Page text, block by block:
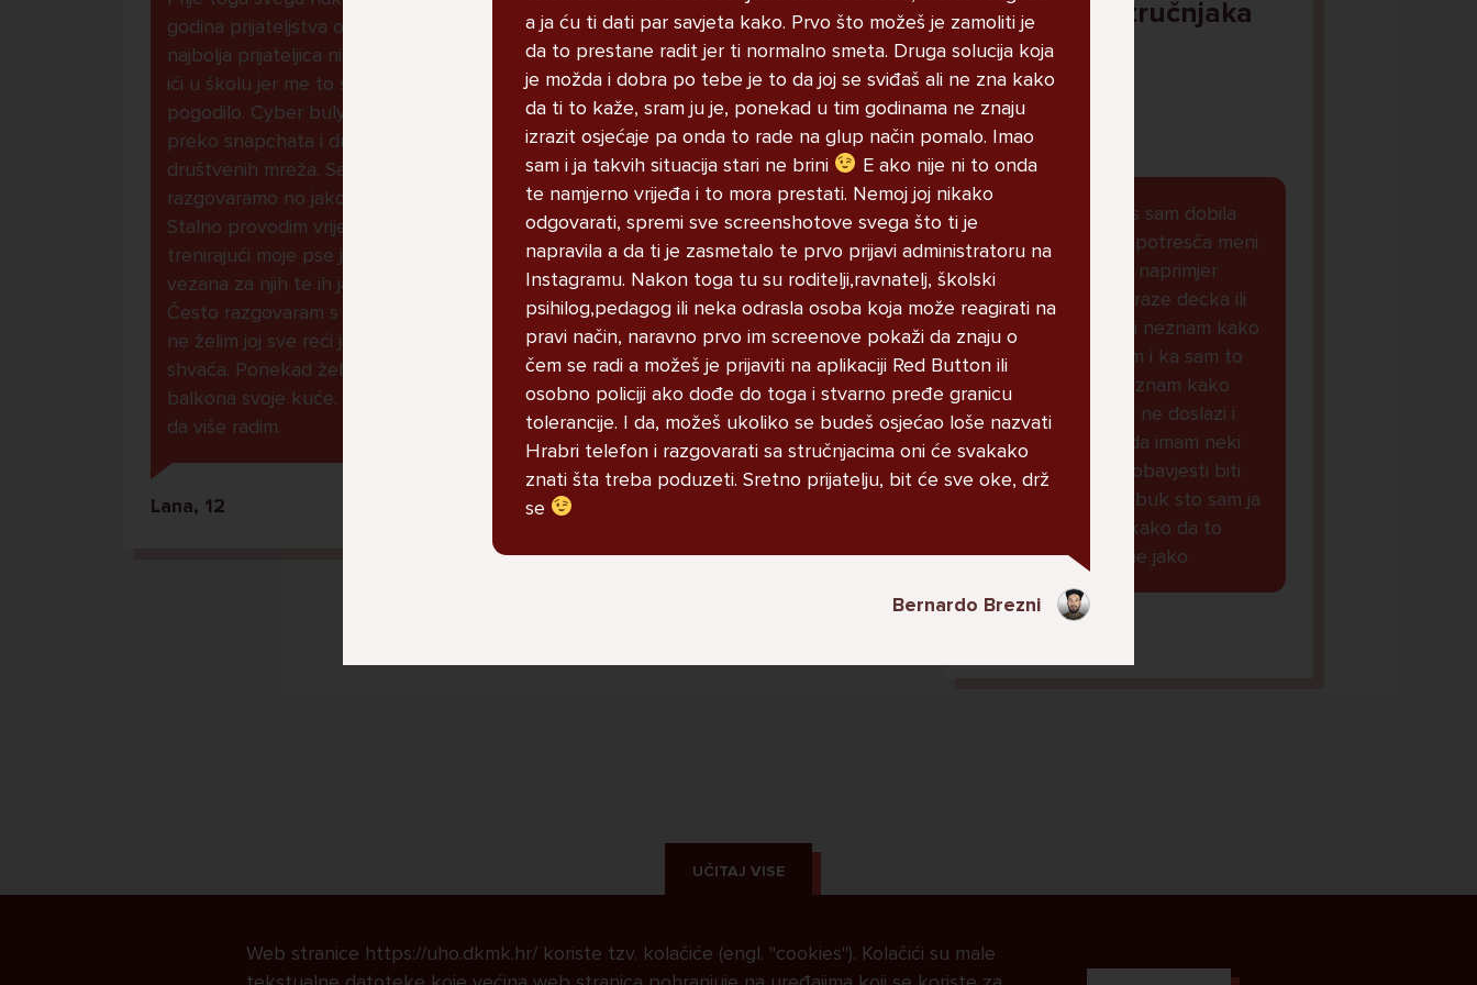
godina prijateljstva ostavila me
najbolja prijateljica nisam htjela
ići u školu jer me to sve jako
pogodilo. Cyber bulyala me
preko snapchata i drugih drugih
društvenih mreža. Sad opet
razgovaramo no jako teško.
Stalno provodim vrijeme učeći ili
trenirajući moje pse jako sam
vezana za njih te ih jako volim
Često razgovaram s mamom no
ne želim joj sve reći jer me ne
shvaća. Ponekad želim skočiti sa
balkona svoje kuće. Neznam što
da više radim.
Lana, 12
STRUCNJAK
Imam dosta velike probleme i ne
znam kako se nosit s time u
pitanju je moj razred i grupa na
messengeru moj razred je pun
narkomana koji puse marihuanu i
kad ih u grupi nesto pitam
vezano za skolu zeznu me i
izbacuju me i vrate nakon nekog
perioda lako receno crna ovca
sam samo zato sto sam drugaciji
od njih imam drugaciji stil
Pitaj Stručnjaka
STRUCNJAK
Dobar dan, danas sam dobila
obavjest koja ke potresča meni
je svasta dolazilo naprimjer
oglasi cura koje traze decka ili
koje zele se je**ti neznam kako
da drukcije kazem i ka sam to
stalno micala i neznam kako
naoraviti da mi to ne doslazi i
sada mi je doslo da imam neki
virus i da ce ove obavjesti biti
obavljene na fejzbuk sto sam ja
vidjela i neznam kako da to
blokiram, strah me jako
UČITAJ VISE
a ja ću ti dati par savjeta kako. Prvo što možeš je zamoliti je
da to prestane radit jer ti normalno smeta. Druga solucija koja
je možda i dobra po tebe je to da joj se sviđaš ali ne zna kako
da ti to kaže, sram ju je, ponekad u tim godinama ne znaju
izrazit osjećaje pa onda to rade na glup način pomalo. Imao
sam i ja takvih situacija stari ne brini
E ako nije ni to onda
te namjerno vrijeđa i to mora prestati. Nemoj joj nikako
odgovarati, spremi sve screenshotove svega što ti je
napravila a da ti je zasmetalo te prvo prijavi administratoru na
Instagramu. Nakon toga tu su roditelji,ravnatelj, školski
psihilog,pedagog ili neka odrasla osoba koja može reagirati na
pravi način, naravno prvo im screenove pokaži da znaju o
čem se radi a možeš je prijaviti na aplikaciji Red Button ili
osobno policiji ako dođe do toga i stvarno pređe granicu
tolerancije. I da, možeš ukoliko se budeš osjećao loše nazvati
Hrabri telefon i razgovarati sa stručnjacima oni će svakako
znati šta treba poduzeti. Sretno prijatelju, bit će sve oke, drž
se
Bernardo Brezni
Web stranice https://uho.dkmk.hr/ koriste tzv. kolačiće (engl. "cookies"). Kolačići su male